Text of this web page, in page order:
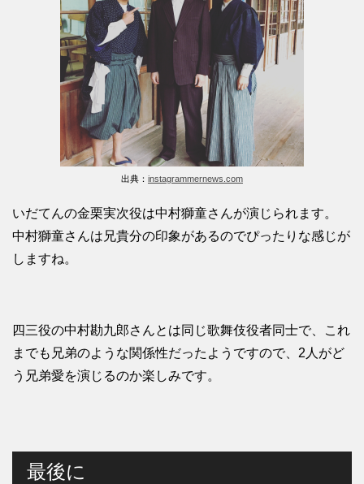
出典： instagrammernews.com
いだてんの金栗実次役は中村獅童さんが演じられます。
中村獅童さんは兄貴分の印象があるのでぴったりな感じが
しますね。
四三役の中村勘九郎さんとは同じ歌舞伎役者同士で、これ
までも兄弟のような関係性だったようですので、2人がど
う兄弟愛を演じるのか楽しみです。
最後に